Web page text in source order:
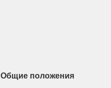
Общие положения